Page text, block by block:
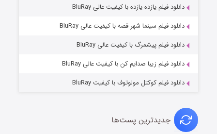
دانلود فیلم یازده یازده با کیفیت عالی BluRay
دانلود فیلم سینما شهر قصه با کیفیت عالی BluRay
دانلود فیلم پیشمرگ با کیفیت عالی BluRay
دانلود فیلم زیبا صدایم کن با کیفیت عالی BluRay
دانلود فیلم کوکتل مولوتوف با کیفیت BluRay
جدیدترین پست‌ها